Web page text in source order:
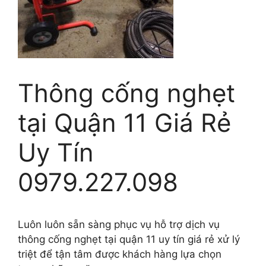
Thông cống nghẹt
tại Quận 11 Giá Rẻ
Uy Tín
0979.227.098
Luôn luôn sẵn sàng phục vụ hỗ trợ dịch vụ
thông cống nghẹt tại quận 11 uy tín giá rẻ xử lý
triệt để tận tâm được khách hàng lựa chọn